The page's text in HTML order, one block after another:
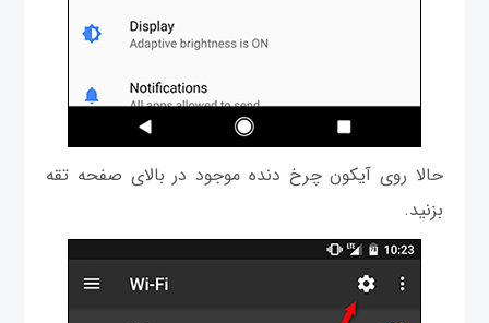
حالا روی آیکون چرخ دنده موجود در بالای صفحه تقه
بزنید.